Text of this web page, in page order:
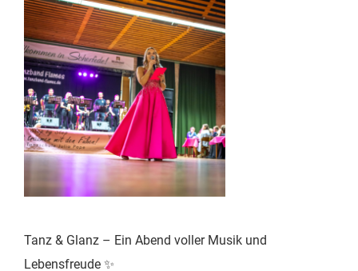
Tanz & Glanz – Ein Abend voller Musik und
Lebensfreude ✨